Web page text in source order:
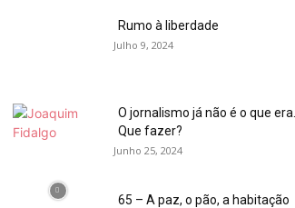
Rumo à liberdade
Julho 9, 2024
O jornalismo já não é o que era…
Que fazer?
Junho 25, 2024
65 – A paz, o pão, a habitação